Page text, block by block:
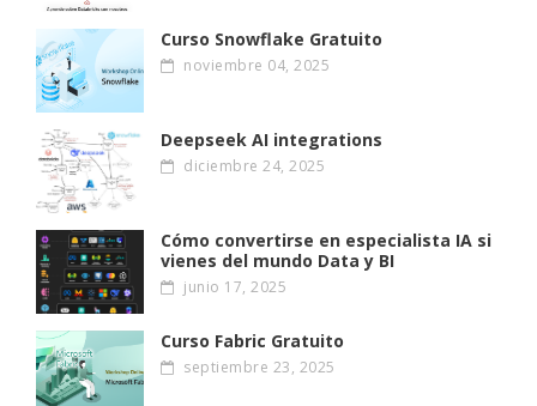
Curso Snowflake Gratuito
noviembre 04, 2025
Deepseek AI integrations
diciembre 24, 2025
Cómo convertirse en especialista IA si
vienes del mundo Data y BI
junio 17, 2025
Curso Fabric Gratuito
septiembre 23, 2025